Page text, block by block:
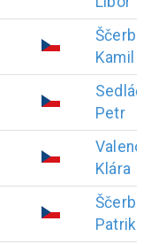
Ščerba
Kamil
Petr
Klára
Ščerba
Patrik